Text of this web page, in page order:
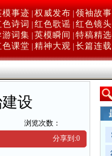
模事迹 权威发布 领袖故事
色诗词 红色歌谣 红色镜头
游词集 英模瞬间 特稿精选
色课堂 精神大观 长篇连载
设
浏览次数：
分享到:0